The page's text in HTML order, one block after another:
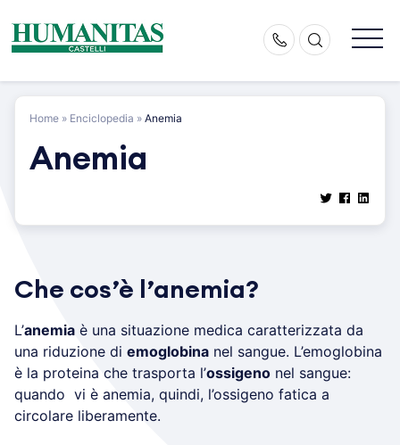
content
Home » Enciclopedia » Anemia
Anemia
Che cos’è l’anemia?
L’anemia è una situazione medica caratterizzata da
una riduzione di emoglobina nel sangue. L’emoglobina
è la proteina che trasporta l’ossigeno nel sangue:
quando vi è anemia, quindi, l’ossigeno fatica a
circolare liberamente.